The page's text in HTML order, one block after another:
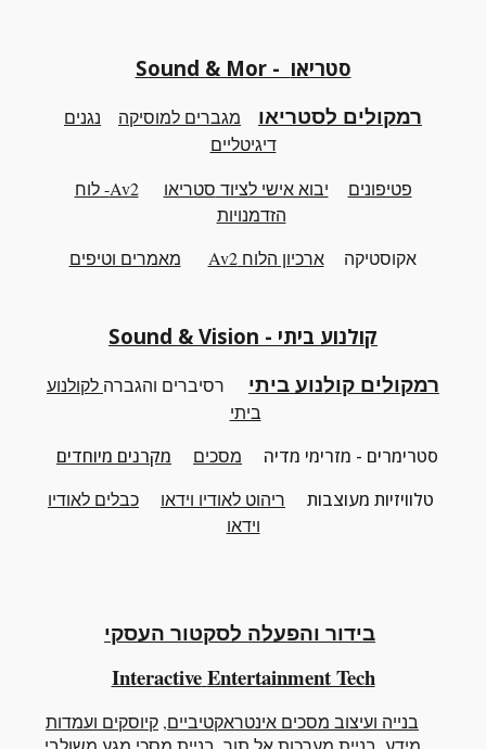
Sound & Mor - סטריאו
רמקולים לסטריאו מגברים למוסיקה
נגנים
דיגיטליים
פטיפונים יבוא אישי לציוד סטריאו
Av2- לוח
הזדמנויות
אקוסטיקהארכיון הלוח Av2 מאמרים וטיפים
קולנוע ביתי - Sound & Vision
רמקולים קולנוע ביתי רסיברים והגברה לקולנוע
ביתי
סטרימרים - מזרימי מדיה מסכים
מקרנים מיוחדים
טלוויזיות מעוצבות
ריהוט לאודיו וידאו
כבלים לאודיו
וידאו
בידור והפעלה לסקטור העסקי
Interactive Entertainment Tech
בנייה ועיצוב מסכים אינטראקטיביים, קיוסקים ועמדות